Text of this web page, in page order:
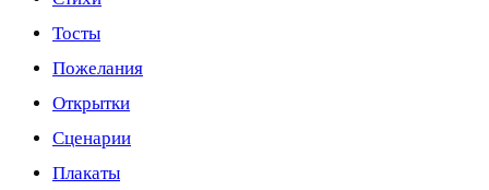
Тосты
Пожелания
Открытки
Сценарии
Плакаты